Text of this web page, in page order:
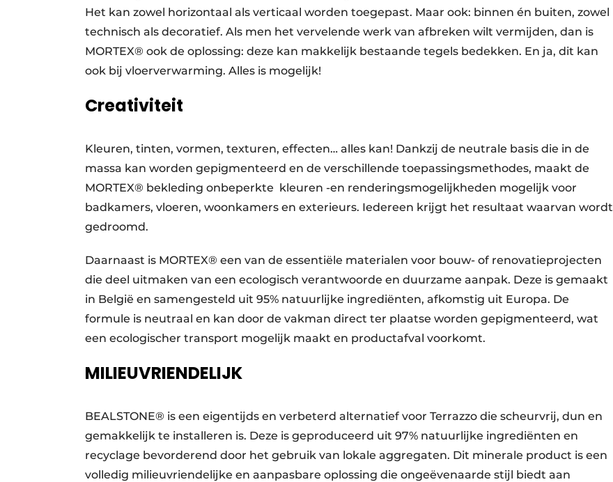
Het kan zowel horizontaal als verticaal worden toegepast. Maar ook: binnen én buiten, zowel
technisch als decoratief. Als men het vervelende werk van afbreken wilt vermijden, dan is
MORTEX® ook de oplossing: deze kan makkelijk bestaande tegels bedekken. En ja, dit kan
ook bij vloerverwarming. Alles is mogelijk!
Creativiteit
Kleuren, tinten, vormen, texturen, effecten… alles kan! Dankzij de neutrale basis die in de
massa kan worden gepigmenteerd en de verschillende toepassingsmethodes, maakt de
MORTEX® bekleding onbeperkte kleuren -en renderingsmogelijkheden mogelijk voor
badkamers, vloeren, woonkamers en exterieurs. Iedereen krijgt het resultaat waarvan wordt
gedroomd.
Daarnaast is MORTEX® een van de essentiële materialen voor bouw- of renovatieprojecten
die deel uitmaken van een ecologisch verantwoorde en duurzame aanpak. Deze is gemaakt
in België en samengesteld uit 95% natuurlijke ingrediënten, afkomstig uit Europa. De
formule is neutraal en kan door de vakman direct ter plaatse worden gepigmenteerd, wat
een ecologischer transport mogelijk maakt en productafval voorkomt.
MILIEUVRIENDELIJK
BEALSTONE® is een eigentijds en verbeterd alternatief voor Terrazzo die scheurvrij, dun en
gemakkelijk te installeren is. Deze is geproduceerd uit 97% natuurlijke ingrediënten en
recyclage bevorderend door het gebruik van lokale aggregaten. Dit minerale product is een
volledig milieuvriendelijke en aanpasbare oplossing die ongeëvenaarde stijl biedt aan